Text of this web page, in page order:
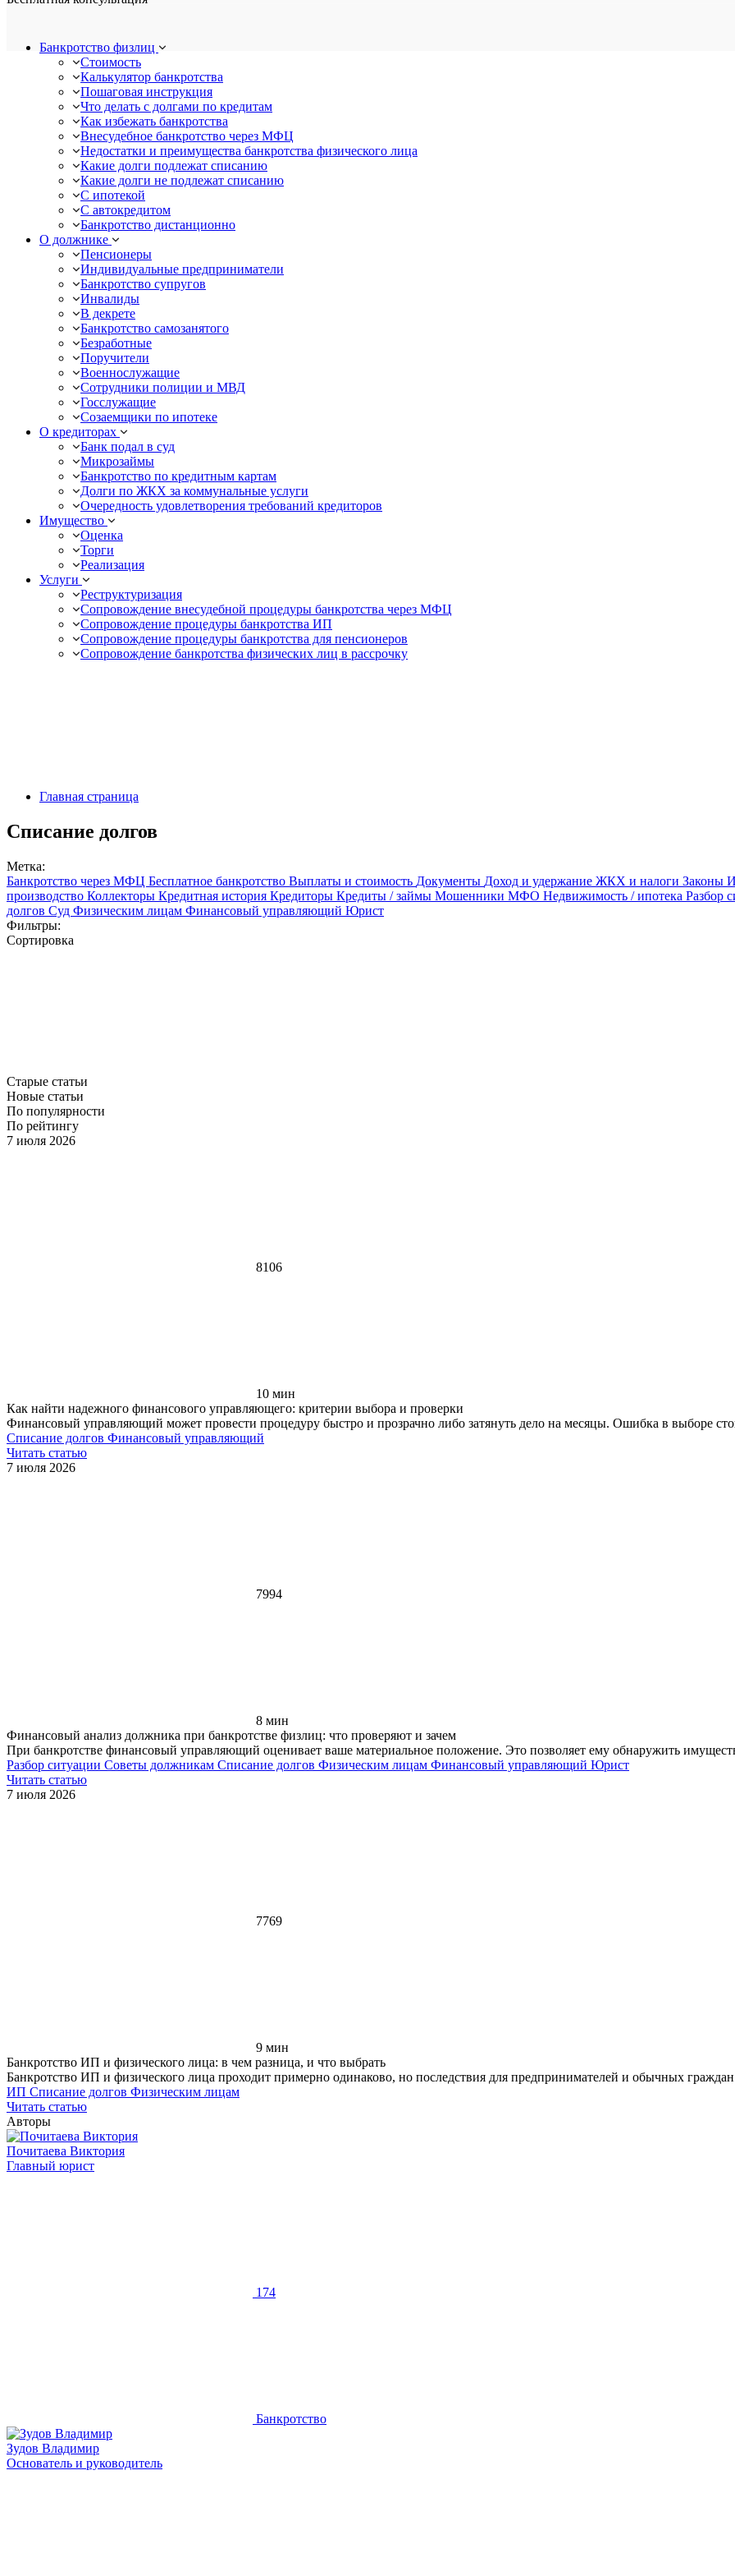
Банкротство физлиц
Стоимость
Калькулятор банкротства
Пошаговая инструкция
Что делать с долгами по кредитам
Как избежать банкротства
Внесудебное банкротство через МФЦ
Недостатки и преимущества банкротства физического лица
Какие долги подлежат списанию
Какие долги не подлежат списанию
С ипотекой
С автокредитом
Банкротство дистанционно
О должнике
Пенсионеры
Индивидуальные предприниматели
Банкротство супругов
Инвалиды
В декрете
Банкротство самозанятого
Безработные
Поручители
Военнослужащие
Сотрудники полиции и МВД
Госслужащие
Созаемщики по ипотеке
О кредиторах
Банк подал в суд
Микрозаймы
Банкротство по кредитным картам
Долги по ЖКХ за коммунальные услуги
Очередность удовлетворения требований кредиторов
Имущество
Оценка
Торги
Реализация
Услуги
Реструктуризация
Сопровождение внесудебной процедуры банкротства через МФЦ
Сопровождение процедуры банкротства ИП
Сопровождение процедуры банкротства для пенсионеров
Сопровождение банкротства физических лиц в рассрочку
Главная страница
Списание долгов
Метка:
Банкротство через МФЦ Бесплатное банкротство Выплаты и стоимость Документы Доход и удержание ЖКХ и налоги Законы
производство Коллекторы Кредитная история Кредиторы Кредиты / займы Мошенники МФО Недвижимость / ипотека Разбор
долгов Суд Физическим лицам Финансовый управляющий Юрист
Фильтры:
Сортировка
Старые статьи
Новые статьи
По популярности
По рейтингу
7 июля 2026
8106
10 мин
Как найти надежного финансового управляющего: критерии выбора и проверки
Финансовый управляющий может провести процедуру быстро и прозрачно либо затянуть дело на месяцы. Ошибка в выборе
Списание долгов Финансовый управляющий
Читать статью
7 июля 2026
7994
8 мин
Финансовый анализ должника при банкротстве физлиц: что проверяют и зачем
При банкротстве финансовый управляющий оценивает ваше материальное положение. Это позволяет ему обнаружить
Разбор ситуации Советы должникам Списание долгов Физическим лицам Финансовый управляющий Юрист
Читать статью
7 июля 2026
7769
9 мин
Банкротство ИП и физического лица: в чем разница, и что выбрать
Банкротство ИП и физического лица проходит примерно одинаково, но последствия для предпринимателей и обычных граждан
ИП Списание долгов Физическим лицам
Читать статью
Авторы
Почитаева Виктория
Главный юрист
174
Банкротство
Зудов Владимир
Основатель и руководитель